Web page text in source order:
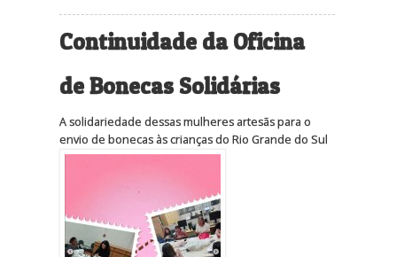
Continuidade da Oficina
de Bonecas Solidárias
A solidariedade dessas mulheres artesãs para o
envio de bonecas às crianças do Rio Grande do Sul